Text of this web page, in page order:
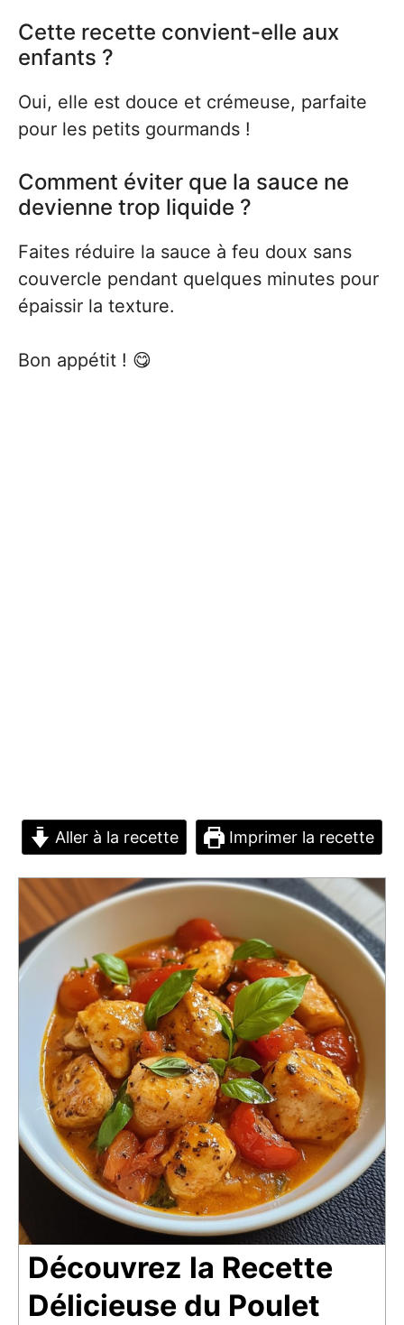
Cette recette convient-elle aux
enfants ?
Oui, elle est douce et crémeuse, parfaite
pour les petits gourmands !
Comment éviter que la sauce ne
devienne trop liquide ?
Faites réduire la sauce à feu doux sans
couvercle pendant quelques minutes pour
épaissir la texture.
Bon appétit ! 😋
Aller à la recette Imprimer la recette
Découvrez la Recette
Délicieuse du Poulet